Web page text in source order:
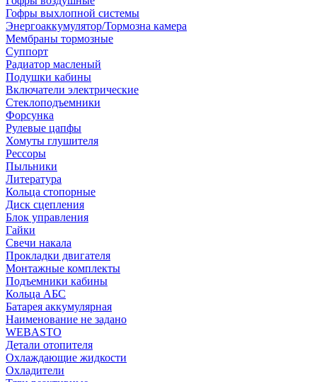
Гофры выхлопной системы
Энергоаккумулятор/Тормозна камера
Мембраны тормозные
Суппорт
Радиатор масленый
Подушки кабины
Включатели электрические
Стеклоподъемники
Форсунка
Рулевые цапфы
Хомуты глушителя
Рессоры
Пыльники
Литература
Кольца стопорные
Диск сцепления
Блок управления
Гайки
Свечи накала
Прокладки двигателя
Монтажные комплекты
Подъемники кабины
Кольца АБС
Батарея аккумулярная
Наименование не задано
WEBASTO
Детали отопителя
Охлаждающие жидкости
Охладители